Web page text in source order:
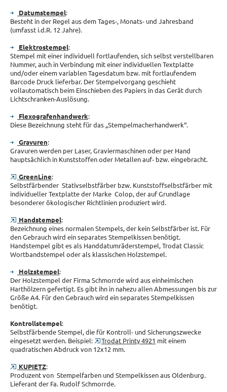
Datumstempel:
Besteht in der Regel aus dem Tages-, Monats- und Jahresband
(umfasst i.d.R. 12 Jahre).
Elektrostempel:
Stempel mit einer individuell fortlaufenden, sich selbst verstellbaren
Nummer, auch in Verbindung mit einer individuellen Textplatte
und/oder einem variablen Tagesdatum bzw. mit fortlaufendem
Barcode Druck lieferbar. Der Stempelvorgang geschieht
vollautomatisch beim Einschieben des Papiers in das Gerät durch
Lichtschranken-Auslösung.
Flexografenhandwerk:
Diese Bezeichnung steht für das „Stempelmacherhandwerk“.
Gravuren:
Gravuren werden per Laser, Graviermaschinen oder per Hand
hauptsächlich in Kunststoffen oder Metallen auf- bzw. eingebracht.
GreenLine:
Selbstfärbender Stativselbstfärber bzw. Kunststoffselbstfärber mit
individueller Textplatte der Marke Colop, der auf Grundlage
besonderer ökologischer Richtlinien produziert wird.
Handstempel:
Bezeichnung eines normalen Stempels, der kein Selbstfärber ist. Für
den Gebrauch wird ein separates Stempelkissen benötigt.
Handstempel gibt es als Handdatumräderstempel, Trodat Classic
Wortbandstempel oder als klassischen Holzstempel.
Holzstempel:
Der Holzstempel der Firma Schmorrde wird aus einheimischen
Harthölzern gefertigt. Es gibt ihn in nahezu allen Abmessungen bis zur
Größe A4. Für den Gebrauch wird ein separates Stempelkissen
benötigt.
Kontrollstempel:
Selbstfärbende Stempel, die für Kontroll- und Sicherungszwecke
eingesetzt werden. Beispiel:
Trodat Printy 4921 mit einem
quadratischen Abdruck von 12x12 mm.
KUPIETZ:
Produzent von Stempelfarben und Stempelkissen aus Oldenburg.
Lieferant der Fa. Rudolf Schmorrde.